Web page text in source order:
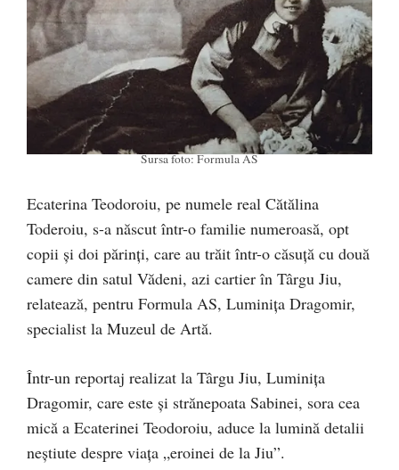
Sursa foto: Formula AS
Ecaterina Teodoroiu, pe numele real Cătălina
Toderoiu, s-a născut într-o familie numeroasă, opt
copii și doi părinți, care au trăit într-o căsuță cu două
camere din satul Vădeni, azi cartier în Târgu Jiu,
relatează, pentru Formula AS, Luminița Drago­mir,
specialist la Muzeul de Artă.
Într-un reportaj realizat la Târgu Jiu, Luminița
Dragomir, care este și strănepoata Sabinei, sora cea
mică a Ecaterinei Teodoroiu, aduce la lumină detalii
neștiute despre viața „eroinei de la Jiu”.